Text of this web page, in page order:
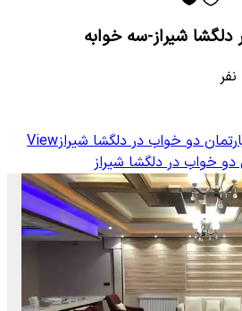
دلگشا شیراز-سه خوابه
نفر
دو خواب در دلگشا شیرازView
دو خواب در دلگشا شیراز